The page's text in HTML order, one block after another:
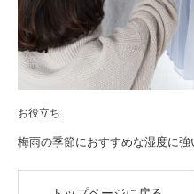
お役立ち
梅雨の季節におすすめな湿度に強